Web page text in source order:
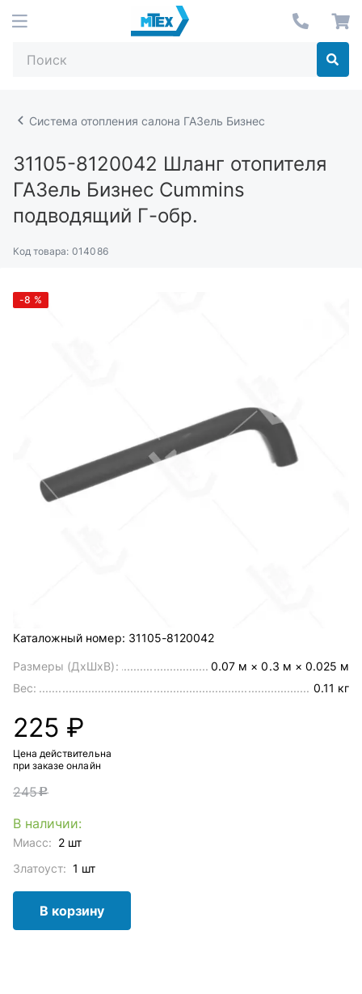
Система отопления салона ГАЗель Бизнес
31105-8120042 Шланг отопителя
ГАЗель Бизнес Cummins
подводящий Г-обр.
Код товара: 014086
-8 %
Каталожный номер: 31105-8120042
Размеры (ДхШхВ):
0.07 м × 0.3 м × 0.025 м
Вес:
0.11 кг
225 ₽
Цена действительна
при заказе онлайн
245c
В наличии:
Миасс: 2 шт
Златоуст: 1 шт
В корзину